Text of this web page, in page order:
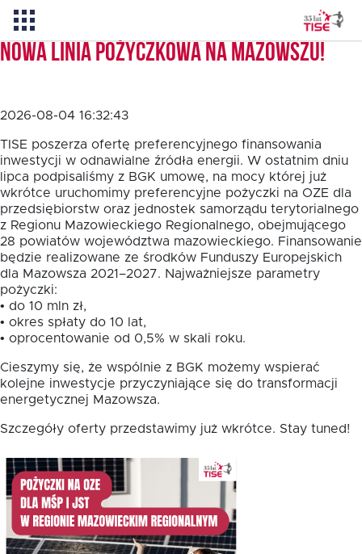
O TISE
Dlaczego TISE?
Pożyczka rozwojowa TISE – NOWOŚĆ!
Oferta dla MSP
Oferta dla NGO/PES
Fundusz FKIS
Rodo
Dokumenty
Nowa linia pożyczkowa na Mazowszu!
2026-08-04 16:32:43
TISE poszerza ofertę preferencyjnego finansowania
inwestycji w odnawialne źródła energii. W ostatnim dniu
lipca podpisaliśmy z BGK umowę, na mocy której już
wkrótce uruchomimy preferencyjne pożyczki na OZE dla
przedsiębiorstw oraz jednostek samorządu terytorialnego
z Regionu Mazowieckiego Regionalnego, obejmującego
28 powiatów województwa mazowieckiego. Finansowanie
będzie realizowane ze środków Funduszy Europejskich
dla Mazowsza 2021–2027. Najważniejsze parametry
pożyczki:
• do 10 mln zł,
• okres spłaty do 10 lat,
• oprocentowanie od 0,5% w skali roku.
Cieszymy się, że wspólnie z BGK możemy wspierać
kolejne inwestycje przyczyniające się do transformacji
energetycznej Mazowsza.
Szczegóły oferty przedstawimy już wkrótce. Stay tuned!